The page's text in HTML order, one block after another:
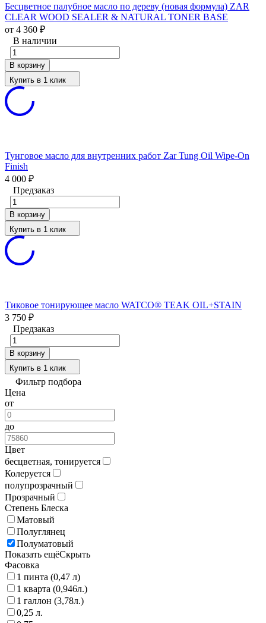
Бесцветное палубное масло по дереву (новая формула) ZAR
CLEAR WOOD SEALER & NATURAL TONER BASE
от 4 360 ₽
В наличии
В корзину
Купить в 1 клик
Тунговое масло для внутренних работ Zar Tung Oil Wipe-On
Finish
4 000 ₽
Предзаказ
В корзину
Купить в 1 клик
Тиковое тонирующее масло WATCO® TEAK OIL+STAIN
3 750 ₽
Предзаказ
В корзину
Купить в 1 клик
Фильтр подбора
Цена
от
до
Цвет
бесцветная, тонируется
Колеруется
полупрозрачный
Прозрачный
Степень Блеска
Матовый
Полуглянец
Полуматовый
Показать ещёСкрыть
Фасовка
1 пинта (0,47 л)
1 кварта (0,946л.)
1 галлон (3,78л.)
0,25 л.